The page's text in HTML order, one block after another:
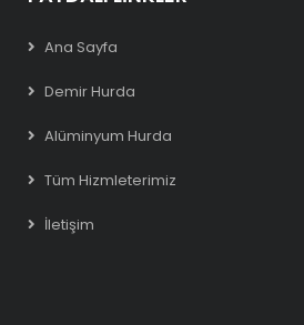
Ana Sayfa
Demir Hurda
Alüminyum Hurda
Tüm Hizmleterimiz
İletişim